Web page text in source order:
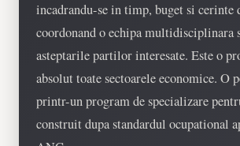
incadrandu-se in timp, buget si cerinte
coordonand o echipa multidisciplinara
asteptarile partilor interesate. Este o
absolut toate sectoarele economice. O
printr-un program de specializare
construit dupa standardul ocupational